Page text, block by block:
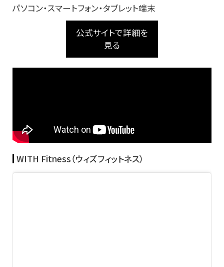
パソコン・スマートフォン・タブレット端末
公式サイトで詳細を
見る
WITH Fitness（ウィズフィットネス）